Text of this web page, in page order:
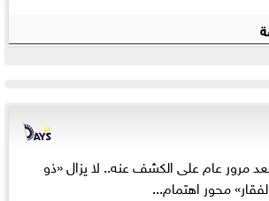
مرور عام على الكشف عنه.. لا يزال «ذو
محور اهتمام...